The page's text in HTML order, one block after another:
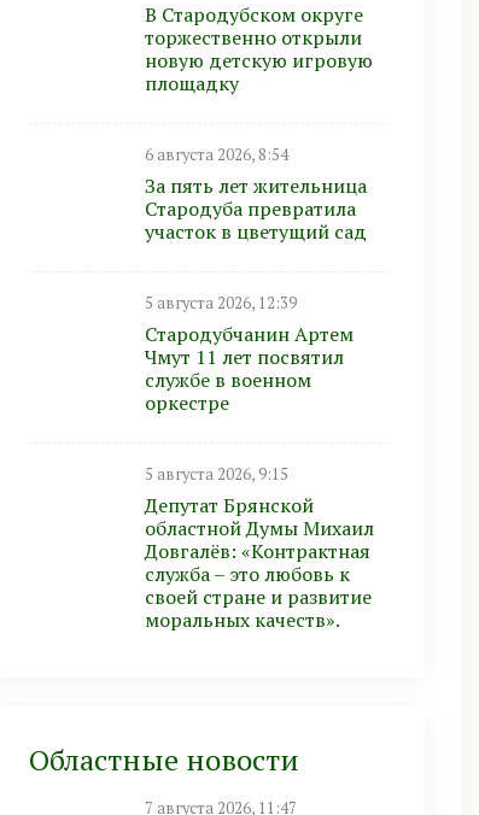
В Стародубском округе
торжественно открыли
новую детскую игровую
площадку
6 августа 2026, 8:54
За пять лет жительница
Стародуба превратила
участок в цветущий сад
5 августа 2026, 12:39
Стародубчанин Артем
Чмут 11 лет посвятил
службе в военном
оркестре
5 августа 2026, 9:15
Депутат Брянской
областной Думы Михаил
Довгалёв: «Контрактная
служба – это любовь к
своей стране и развитие
моральных качеств».
Областные новости
7 августа 2026, 11:47